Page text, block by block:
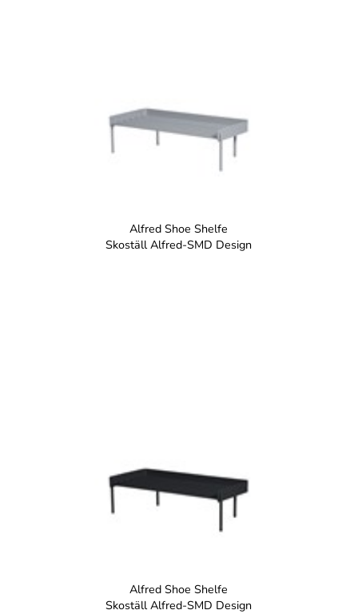
Alfred Shoe Shelfe
Skoställ Alfred-SMD Design
Alfred Shoe Shelfe
Skoställ Alfred-SMD Design